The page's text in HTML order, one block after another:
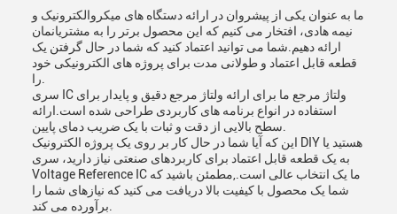
ما به عنوان یکی از پیشروان در ارائه دستگاه های میکروالکترونیک و
نیمه هادی، افتخار می کنیم که این محصول برتر را به مشتریانمان
ارائه دهیم.شما می توانید اعتماد کنید که شما در حال گرفتن یک
قطعه قابل اعتماد و طولانی مدت برای پروژه های الکترونیکی خود
سری IC ولتاژ مرجع ما برای ارائه ولتاژ مرجع دقیق و پایدار برای
استفاده در انواع برنامه های کاربردی طراحی شده است.ارائه
این که آیا شما در حال کار بر روی یک پروژه الکترونیک DIY هستید یا
به یک قطعه قابل اعتماد برای کاربردهای صنعتی نیاز دارید، سری
Voltage Reference IC ما یک انتخاب عالی است.,مطمئن باشید که
شما یک محصول با کیفیت بالا دریافت می کنید که نیازهای شما را